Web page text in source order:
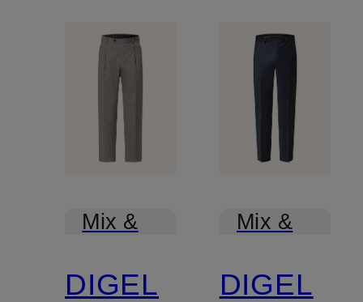
Mix &
DIGEL
Mix &
DIGEL